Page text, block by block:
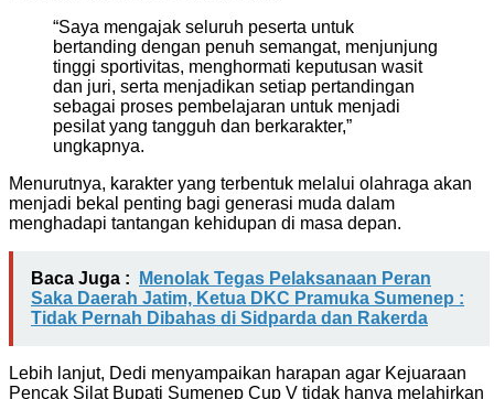
“Saya mengajak seluruh peserta untuk
bertanding dengan penuh semangat, menjunjung
tinggi sportivitas, menghormati keputusan wasit
dan juri, serta menjadikan setiap pertandingan
sebagai proses pembelajaran untuk menjadi
pesilat yang tangguh dan berkarakter,”
ungkapnya.
Menurutnya, karakter yang terbentuk melalui olahraga akan
menjadi bekal penting bagi generasi muda dalam
menghadapi tantangan kehidupan di masa depan.
Baca Juga :
Menolak Tegas Pelaksanaan Peran
Saka Daerah Jatim, Ketua DKC Pramuka Sumenep :
Tidak Pernah Dibahas di Sidparda dan Rakerda
Lebih lanjut, Dedi menyampaikan harapan agar Kejuaraan
Pencak Silat Bupati Sumenep Cup V tidak hanya melahirkan